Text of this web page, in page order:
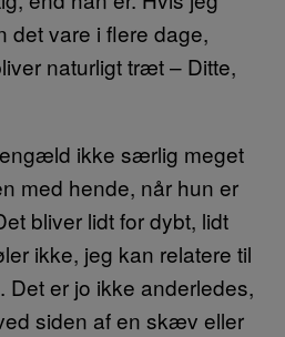
det vare i flere dage,
naturligt træt – Ditte,
ikke særlig meget
med hende, når hun er
bliver lidt for dybt, lidt
ikke, jeg kan relatere til
Det er jo ikke anderledes,
siden af en skæv eller